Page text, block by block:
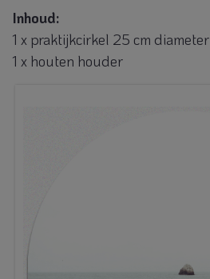
Inhoud:
1 x praktijkcirkel 25 cm diameter
1 x houten houder